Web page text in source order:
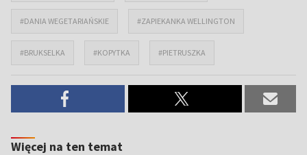
#DANIA WEGETARIAŃSKIE #ZAPIEKANKA WELLINGTON
#BRUKSELKA #KOPYTKA #PIETRUSZKA
Więcej na ten temat